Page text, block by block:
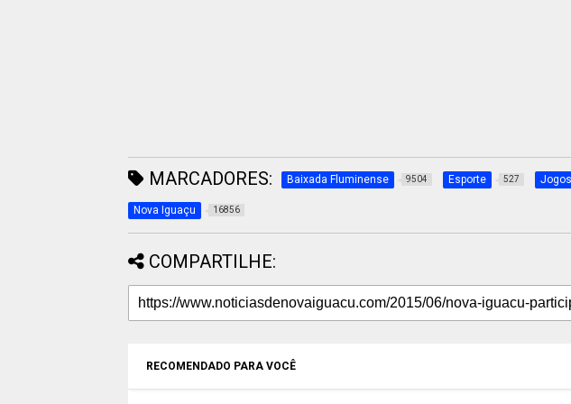
MARCADORES: Baixada Fluminense 9504 Esporte 527
Nova Iguaçu 16856
COMPARTILHE:
RECOMENDADO PARA VOCÊ